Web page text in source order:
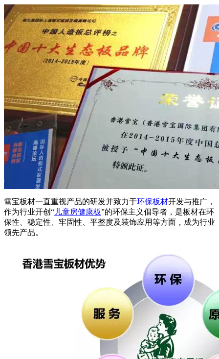
雪宝板材一直重视产品的研发并致力于环保板材开发与推广，
作为行业开创“ 儿童房健康板”的环保主义倡导者，是板材在环
保性、稳定性、牢固性、平整度及装饰应用等方面，成为行业
领先产品。